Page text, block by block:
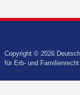
Copyright © 2026
für Erb- und